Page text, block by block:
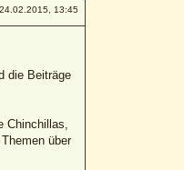
13:45
die Beiträge
Chinchillas,
über